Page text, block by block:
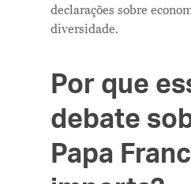
declarações sobre
diversidade.
Por que
debate
Papa